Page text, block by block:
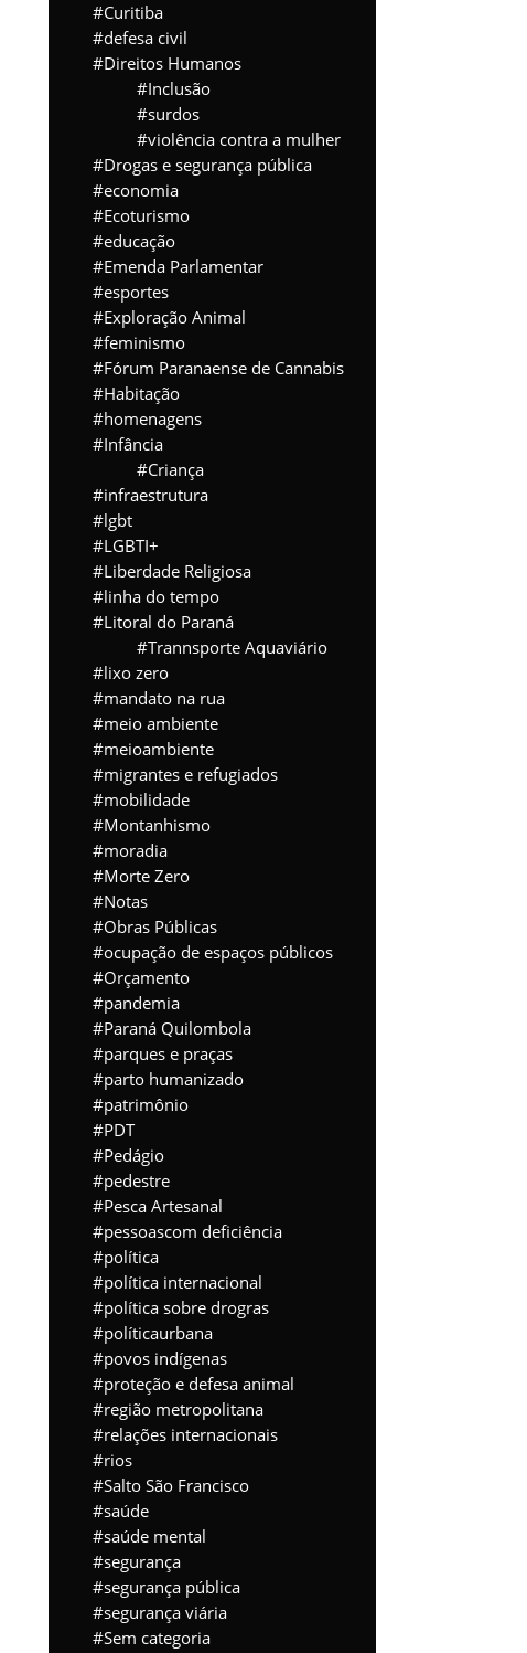
Curitiba
defesa civil
Direitos Humanos
Inclusão
surdos
violência contra a mulher
Drogas e segurança pública
economia
Ecoturismo
educação
Emenda Parlamentar
esportes
Exploração Animal
feminismo
Fórum Paranaense de Cannabis
Habitação
homenagens
Infância
Criança
infraestrutura
lgbt
LGBTI+
Liberdade Religiosa
linha do tempo
Litoral do Paraná
Trannsporte Aquaviário
lixo zero
mandato na rua
meio ambiente
meioambiente
migrantes e refugiados
mobilidade
Montanhismo
moradia
Morte Zero
Notas
Obras Públicas
ocupação de espaços públicos
Orçamento
pandemia
Paraná Quilombola
parques e praças
parto humanizado
patrimônio
PDT
Pedágio
pedestre
Pesca Artesanal
pessoascom deficiência
política
política internacional
política sobre drogras
políticaurbana
povos indígenas
proteção e defesa animal
região metropolitana
relações internacionais
rios
Salto São Francisco
saúde
saúde mental
segurança
segurança pública
segurança viária
Sem categoria